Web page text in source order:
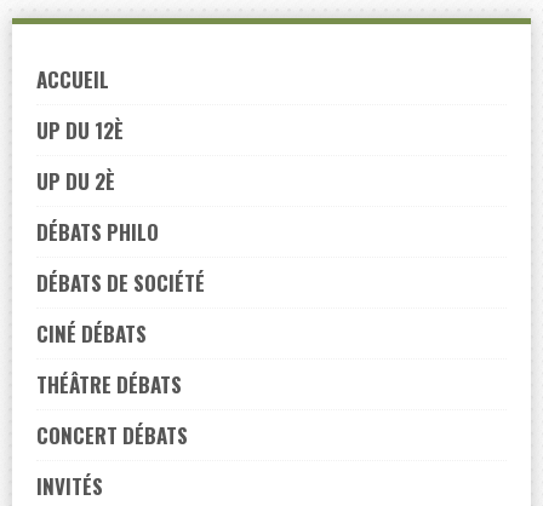
navigation
Skip
content
ACCUEIL
UP DU 12È
UP DU 2È
DÉBATS PHILO
DÉBATS DE SOCIÉTÉ
CINÉ DÉBATS
THÉÂTRE DÉBATS
CONCERT DÉBATS
INVITÉS